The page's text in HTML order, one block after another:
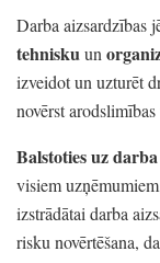
Darba aizsardzības
tehnisku un
izveidot un uzturēt
novērst
Balstoties uz
visiem
izstrādātai darba
risku novērtēšana,